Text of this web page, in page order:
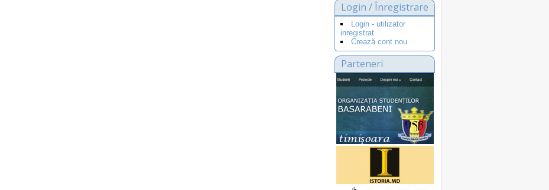
Login / Înregistrare
Login - utilizator
inregistrat
Crează cont nou
Parteneri